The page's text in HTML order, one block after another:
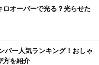
ロオーバーで光る？光らせた
バー人気ランキング！おしゃ
方を紹介